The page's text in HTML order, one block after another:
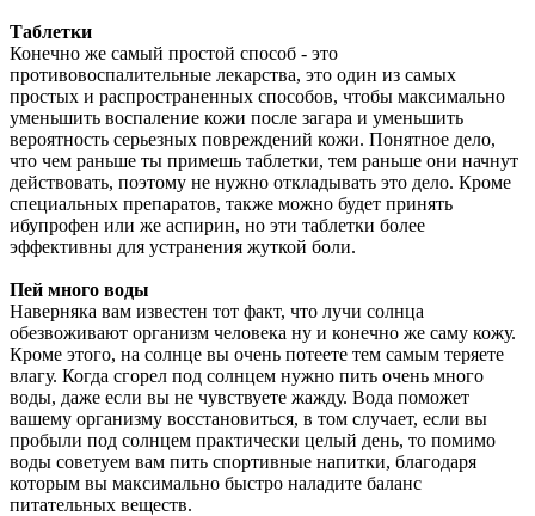
Таблетки
Конечно же самый простой способ - это
противовоспалительные лекарства, это один из самых
простых и распространенных способов, чтобы максимально
уменьшить воспаление кожи после загара и уменьшить
вероятность серьезных повреждений кожи. Понятное дело,
что чем раньше ты примешь таблетки, тем раньше они начнут
действовать, поэтому не нужно откладывать это дело. Кроме
специальных препаратов, также можно будет принять
ибупрофен или же аспирин, но эти таблетки более
эффективны для устранения жуткой боли.
Пей много воды
Наверняка вам известен тот факт, что лучи солнца
обезвоживают организм человека ну и конечно же саму кожу.
Кроме этого, на солнце вы очень потеете тем самым теряете
влагу. Когда сгорел под солнцем нужно пить очень много
воды, даже если вы не чувствуете жажду. Вода поможет
вашему организму восстановиться, в том случает, если вы
пробыли под солнцем практически целый день, то помимо
воды советуем вам пить спортивные напитки, благодаря
которым вы максимально быстро наладите баланс
питательных веществ.